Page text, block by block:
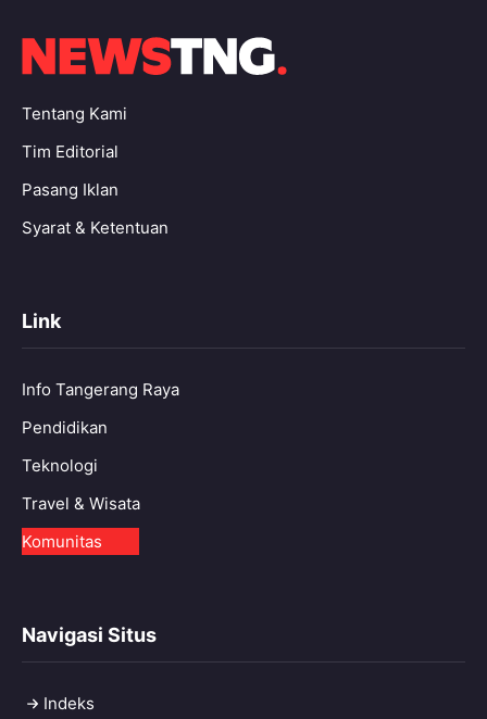
Tentang Kami
Tim Editorial
Pasang Iklan
Syarat & Ketentuan
Link
Info Tangerang Raya
Pendidikan
Teknologi
Travel & Wisata
Komunitas
Navigasi Situs
Indeks